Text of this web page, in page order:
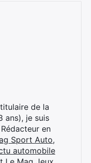
de la
ans), je suis
en
Sport Auto,
automobile